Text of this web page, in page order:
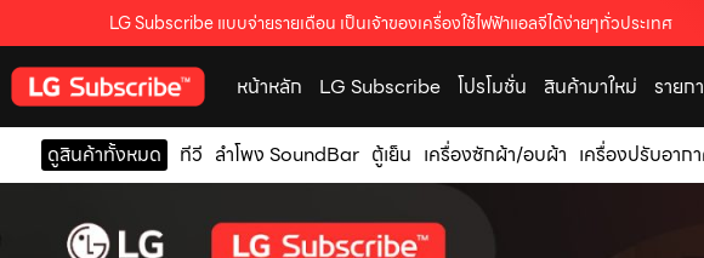
LG Subscribe แบบจ่ายรายเดือน เป็นเจ้าของเครื่องใช้ไฟฟ้าแอลจีได้ง่ายๆทั่วประเทศ
หน้าหลัก LG Subscribe โปรโมชั่น สินค้ามาใหม่ รายก
ดูสินค้าทั้งหมด ทีวี ลำโพง SoundBar ตู้เย็น เครื่องซักผ้า/อบผ้า เครื่องปรับอาก